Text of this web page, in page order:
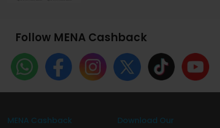
Follow MENA Cashback
MENA Cashback Download Our